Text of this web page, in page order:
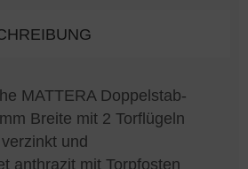
MATTERA Doppelstab-
Breite mit 2 Torflügeln
und
anthrazit mit Torpfosten